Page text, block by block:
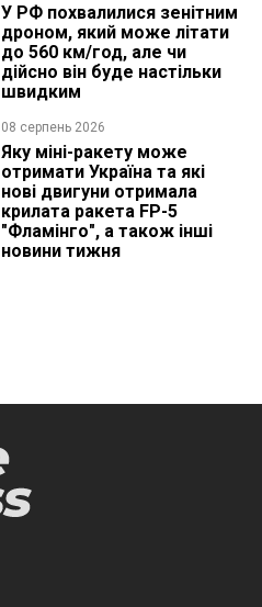
У РФ похвалилися зенітним
дроном, який може літати
до 560 км/год, але чи
дійсно він буде настільки
швидким
08 серпень 2026
Яку міні-ракету може
отримати Україна та які
нові двигуни отримала
крилата ракета FP-5
"Фламінго", а також інші
новини тижня